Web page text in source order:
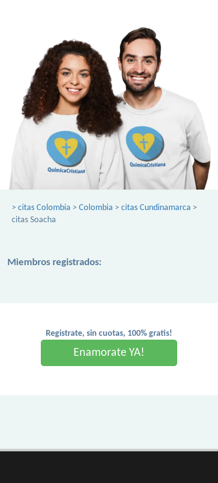
> citas Colombia > Colombia > citas Cundinamarca >
citas Soacha
Miembros registrados:
Registrate, sin cuotas, 100% gratis!
Enamorate YA!